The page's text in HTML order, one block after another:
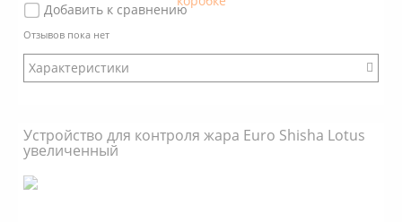
Добавить к сравнению
Отзывов пока нет
Характеристики
Коробка: Есть
Размер: Стандартный
Стенки: Наклонные
Покрытие: Хром
Устройство для контроля жара Euro Shisha Lotus
увеличенный